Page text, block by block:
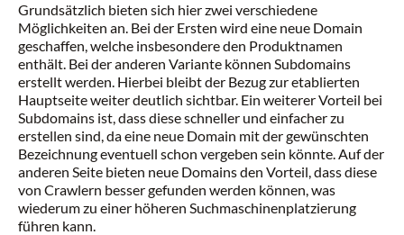
Grundsätzlich bieten sich hier zwei verschiedene
Möglichkeiten an. Bei der Ersten wird eine neue Domain
geschaffen, welche insbesondere den Produktnamen
enthält. Bei der anderen Variante können Subdomains
erstellt werden. Hierbei bleibt der Bezug zur etablierten
Hauptseite weiter deutlich sichtbar. Ein weiterer Vorteil bei
Subdomains ist, dass diese schneller und einfacher zu
erstellen sind, da eine neue Domain mit der gewünschten
Bezeichnung eventuell schon vergeben sein könnte. Auf der
anderen Seite bieten neue Domains den Vorteil, dass diese
von Crawlern besser gefunden werden können, was
wiederum zu einer höheren Suchmaschinenplatzierung
führen kann.